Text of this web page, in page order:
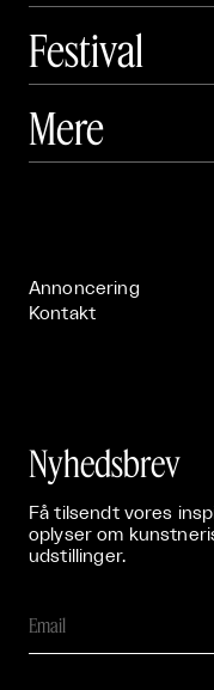
Festival
 Art Matter Festival
Mere
Annoncering
Kontakt
Nyhedsbrev
Få tilsendt vores
oplyser om
udstillinger.